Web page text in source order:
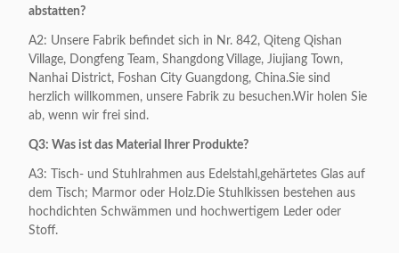
abstatten?
A2: Unsere Fabrik befindet sich in Nr. 842, Qiteng Qishan
Village, Dongfeng Team, Shangdong Village, Jiujiang Town,
Nanhai District, Foshan City Guangdong, China.Sie sind
herzlich willkommen, unsere Fabrik zu besuchen.Wir holen Sie
ab, wenn wir frei sind.
Q3: Was ist das Material Ihrer Produkte?
A3: Tisch- und Stuhlrahmen aus Edelstahl,gehärtetes Glas auf
dem Tisch; Marmor oder Holz.Die Stuhlkissen bestehen aus
hochdichten Schwämmen und hochwertigem Leder oder
Stoff.